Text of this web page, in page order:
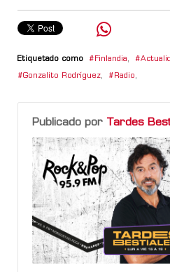
Etiquetado como Finlandia,
Gonzalito Rodríguez, Radio,
Publicado por Tardes